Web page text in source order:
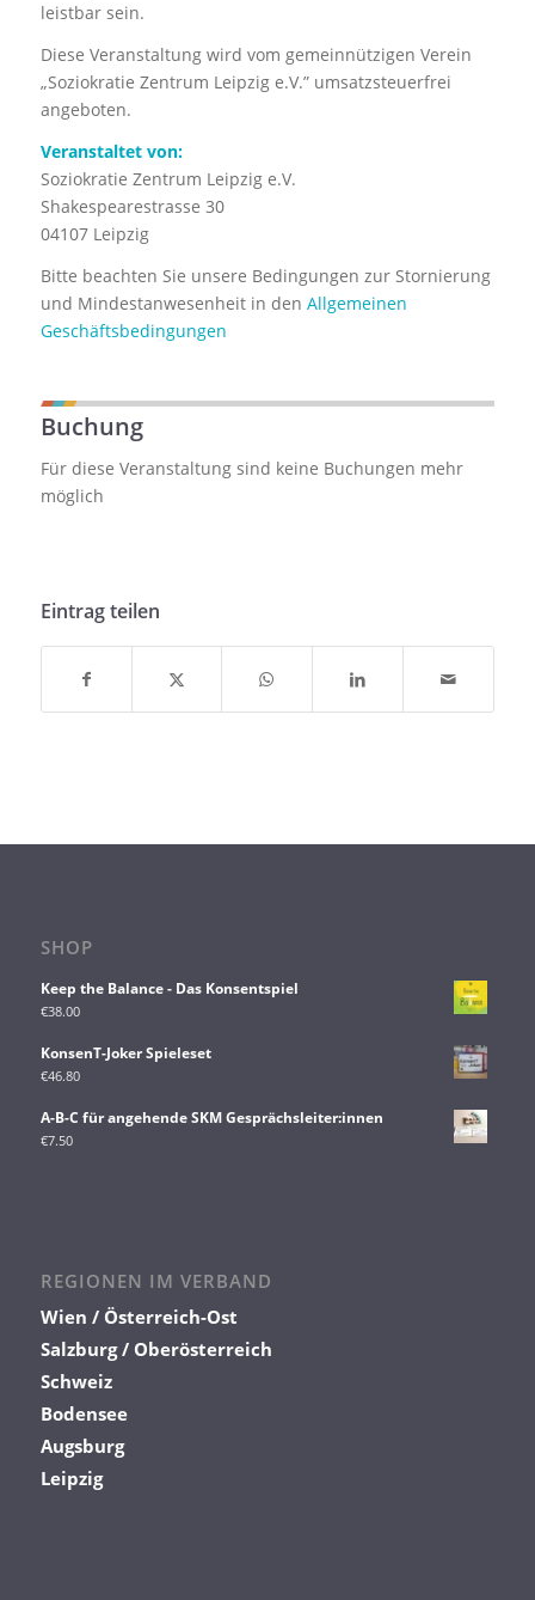
leistbar sein.
Diese Veranstaltung wird vom gemeinnützigen Verein
„Soziokratie Zentrum Leipzig e.V.” umsatzsteuerfrei
angeboten.
Veranstaltet von:
Soziokratie Zentrum Leipzig e.V.
Shakespearestrasse 30
04107 Leipzig
Bitte beachten Sie unsere Bedingungen zur Stornierung
und Mindestanwesenheit in den Allgemeinen
Geschäftsbedingungen
Buchung
Für diese Veranstaltung sind keine Buchungen mehr
möglich
Eintrag teilen
SHOP
Keep the Balance - Das Konsentspiel
€38.00
KonsenT-Joker Spieleset
€46.80
A-B-C für angehende SKM Gesprächsleiter:innen
€7.50
REGIONEN IM VERBAND
Wien / Österreich-Ost
Salzburg / Oberösterreich
Schweiz
Bodensee
Augsburg
Leipzig